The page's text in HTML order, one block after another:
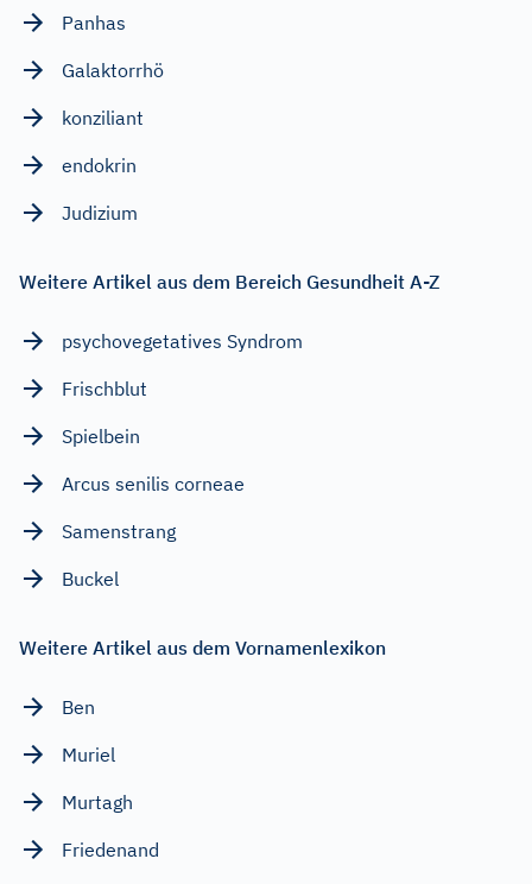
Panhas
Galaktorrhö
konziliant
endokrin
Judizium
Weitere Artikel aus dem Bereich Gesundheit A-Z
psychovegetatives Syndrom
Frischblut
Spielbein
Arcus senilis corneae
Samenstrang
Buckel
Weitere Artikel aus dem Vornamenlexikon
Ben
Muriel
Murtagh
Friedenand